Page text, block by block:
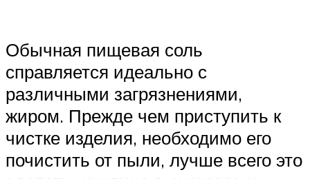
Обычная пищевая соль
справляется идеально с
различными загрязнениями,
жиром. Прежде чем приступить к
чистке изделия, необходимо его
почистить от пыли, лучше всего это